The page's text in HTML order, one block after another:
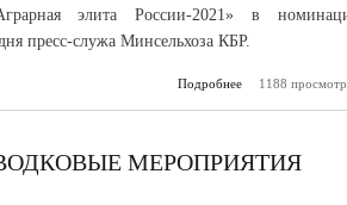
элита России-2021» в
пресс-служа Минсельхоза КБР.
Подробнее
о Фермер
1188
МЕРОПРИЯТИЯ